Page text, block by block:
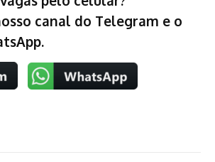
canal do Telegram e o